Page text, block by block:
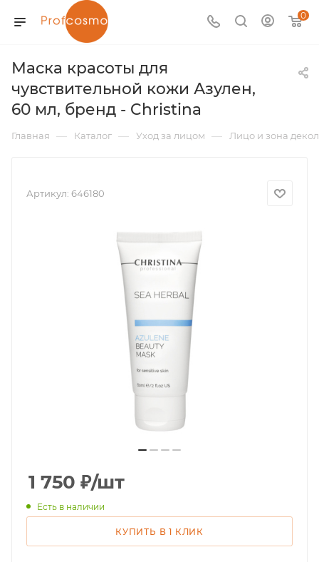
0
Маска красоты для
чувствительной кожи Азулен,
60 мл, бренд - Christina
Главная — Каталог — Уход за лицом — Лицо и зона
Артикул: 646180
1 750 ₽/шт
Есть в наличии
КУПИТЬ В 1 КЛИК